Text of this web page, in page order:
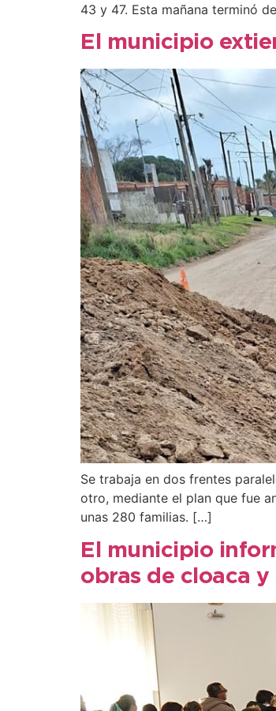
43 y 47. Esta mañana terminó
El municipio
Se trabaja en dos frentes
otro, mediante el plan que fue
unas 280 familias. […]
El municipio
obras de cloaca y